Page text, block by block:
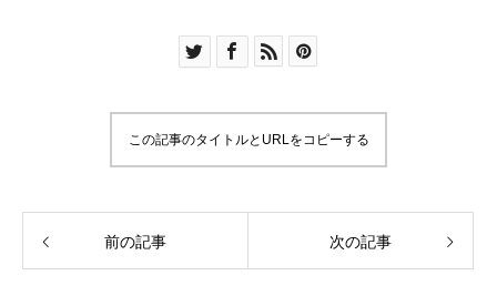
この記事のタイトルとURLをコピーする
前の記事 次の記事